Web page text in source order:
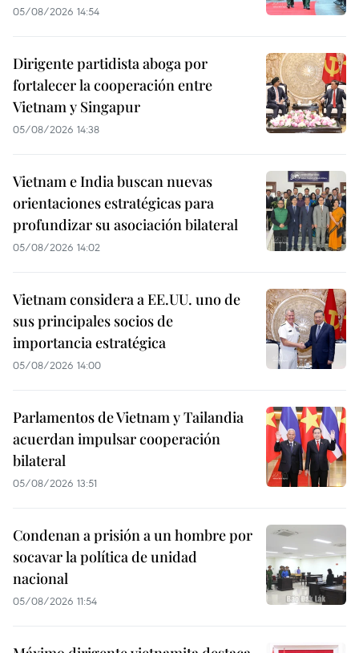
05/08/2026 14:54
Dirigente partidista aboga por
fortalecer la cooperación entre
Vietnam y Singapur
05/08/2026 14:38
Vietnam e India buscan nuevas
orientaciones estratégicas para
profundizar su asociación bilateral
05/08/2026 14:02
Vietnam considera a EE.UU. uno de
sus principales socios de
importancia estratégica
05/08/2026 14:00
Parlamentos de Vietnam y Tailandia
acuerdan impulsar cooperación
bilateral
05/08/2026 13:51
Condenan a prisión a un hombre por
socavar la política de unidad
nacional
05/08/2026 11:54